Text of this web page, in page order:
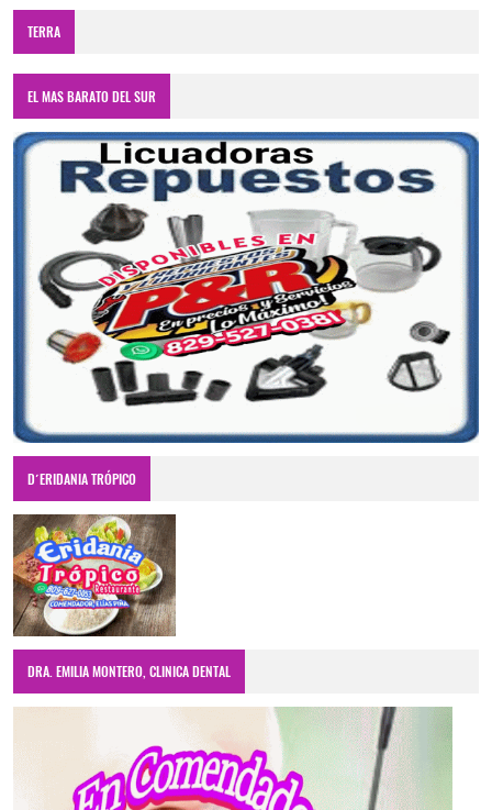
TERRA
EL MAS BARATO DEL SUR
D´ERIDANIA TRÓPICO
DRA. EMILIA MONTERO, CLINICA DENTAL